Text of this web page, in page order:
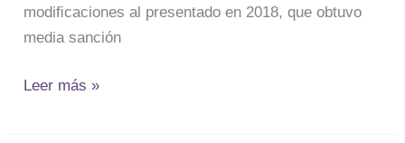
modiﬁcaciones al presentado en 2018, que obtuvo
media sanción
Leer más »